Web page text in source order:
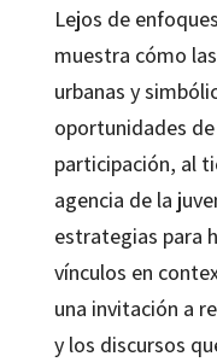
Lejos de
muestra cómo
urbanas y
oportunidades
participación, al
agencia de la
estrategias para
vínculos en
una invitación a
y los discursos